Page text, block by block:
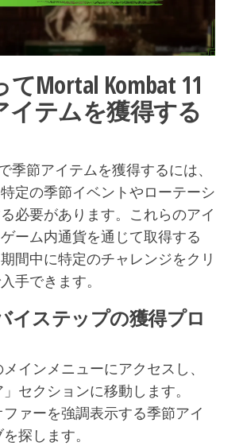
Mortal Kombat 11
イテムを獲得する
で季節アイテムを獲得するには、
定の季節イベントやローテーシ
必要があります。これらのアイ
ーム内通貨を通じて取得する
間中に特定のチャレンジをクリ
手できます。
イステップの獲得プロ
インメニューにアクセスし、
」セクションに移動します。
ァーを強調表示する季節アイ
探します。